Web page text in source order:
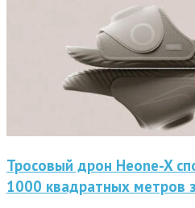
Тросовый дрон Heone-X
1000 квадратных метров